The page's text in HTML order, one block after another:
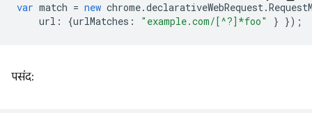
var match = new chrome.declarativeWebRequest.
url : {urlMatches : "example.com/[^?]*foo" } });
पसंद: